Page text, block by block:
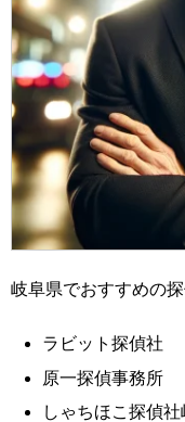
岐阜県でおすすめの
ラビット探偵社
原一探偵事務所
しゃちほこ探偵